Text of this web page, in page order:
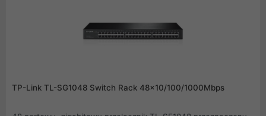
TP-Link TL-SG1048 Switch Rack 48x10/100/1000Mbps